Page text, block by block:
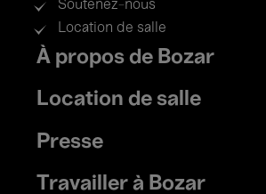
Soutenez-nous
Location de salle
Footer
menu
À propos de Bozar
Location de salle
Presse
Travailler à Bozar